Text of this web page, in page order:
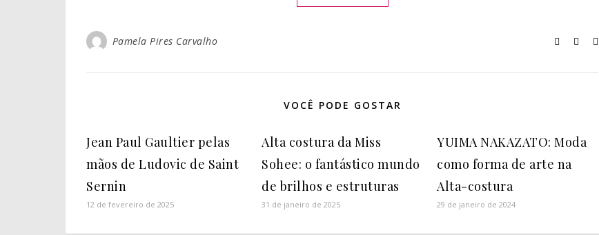
Pamela Pires Carvalho
VOCÊ PODE GOSTAR
Jean Paul Gaultier pelas
mãos de Ludovic de Saint
Sernin
12 de fevereiro de 2025
Alta costura da Miss
Sohee: o fantástico mundo
de brilhos e estruturas
31 de janeiro de 2025
YUIMA NAKAZATO: Moda
como forma de arte na
Alta-costura
29 de janeiro de 2024